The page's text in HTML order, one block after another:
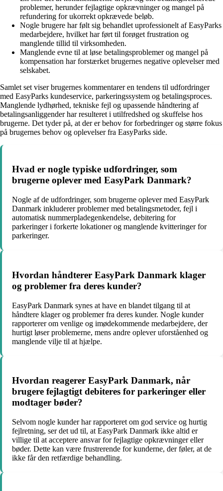
problemer, herunder fejlagtige opkrævninger og mangel på
refundering for ukorrekt opkrævede beløb.
Nogle brugere har følt sig behandlet uprofessionelt af EasyParks
medarbejdere, hvilket har ført til forøget frustration og
manglende tillid til virksomheden.
Manglende evne til at løse betalingsproblemer og mangel på
kompensation har forstærket brugernes negative oplevelser med
selskabet.
Samlet set viser brugernes kommentarer en tendens til udfordringer
med EasyParks kundeservice, parkeringssystem og betalingsproces.
Manglende lydhørhed, tekniske fejl og upassende håndtering af
betalingsanliggender har resulteret i utilfredshed og skuffelse hos
brugerne. Det tyder på, at der er behov for forbedringer og større fokus
på brugernes behov og oplevelser fra EasyParks side.
Hvad er nogle typiske udfordringer, som
brugerne oplever med EasyPark Danmark?
Nogle af de udfordringer, som brugerne oplever med EasyPark
Danmark inkluderer problemer med betalingsmetoder, fejl i
automatisk nummerpladegenkendelse, debitering for
parkeringer i forkerte lokationer og manglende kvitteringer for
parkeringer.
Hvordan håndterer EasyPark Danmark klager
og problemer fra deres kunder?
EasyPark Danmark synes at have en blandet tilgang til at
håndtere klager og problemer fra deres kunder. Nogle kunder
rapporterer om venlige og imødekommende medarbejdere, der
hurtigt løser problemerne, mens andre oplever uforståenhed og
manglende vilje til at hjælpe.
Hvordan reagerer EasyPark Danmark, når
brugere fejlagtigt debiteres for parkeringer eller
modtager bøder?
Selvom nogle kunder har rapporteret om god service og hurtig
fejlretning, ser det ud til, at EasyPark Danmark ikke altid er
villige til at acceptere ansvar for fejlagtige opkrævninger eller
bøder. Dette kan være frustrerende for kunderne, der føler, at de
ikke får den retfærdige behandling.